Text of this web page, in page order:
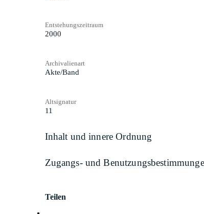
Entstehungszeitraum
2000
Archivalienart
Akte/Band
Altsignatur
11
Inhalt und innere Ordnung
Zugangs- und
Teilen